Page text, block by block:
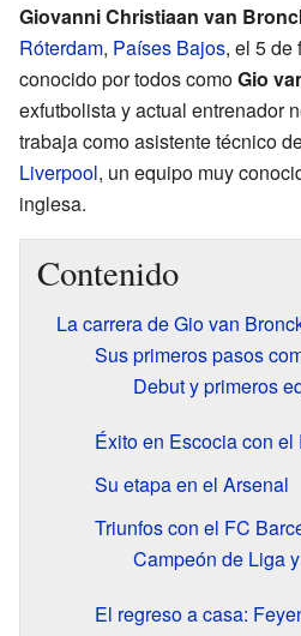
Giovanni Christiaan van
Róterdam, Países Bajos, el 5 de
conocido por todos comoGio
exfutbolista y actual entrenador
trabaja como asistente técnico
Liverpool, un equipo muy
inglesa.
Contenido
La carrera de Gio van
Sus primeros pasos
Debut y primeros
Éxito en Escocia con el
Su etapa en el Arsenal
Triunfos con el FC
Campeón de Liga
El regreso a casa: